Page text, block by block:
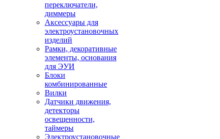
переключатели,
диммеры
Аксессуары для
электроустановочных
изделий
Рамки, декоративные
элементы, основания
для ЭУИ
Блоки
комбинированные
Вилки
Датчики движения,
детекторы
освещенности,
таймеры
Электроустановочные